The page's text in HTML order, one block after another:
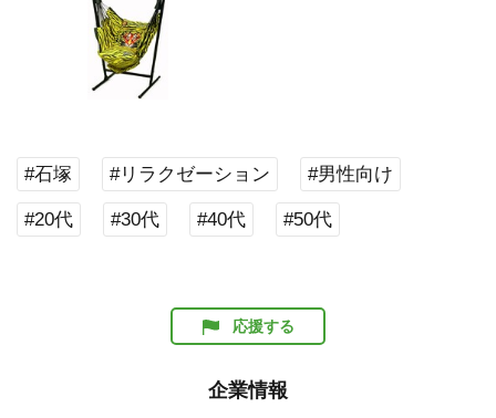
#石塚 #リラクゼーション #男性向け
#20代 #30代 #40代 #50代
応援する
企業情報